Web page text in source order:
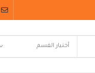
أختيار القسم